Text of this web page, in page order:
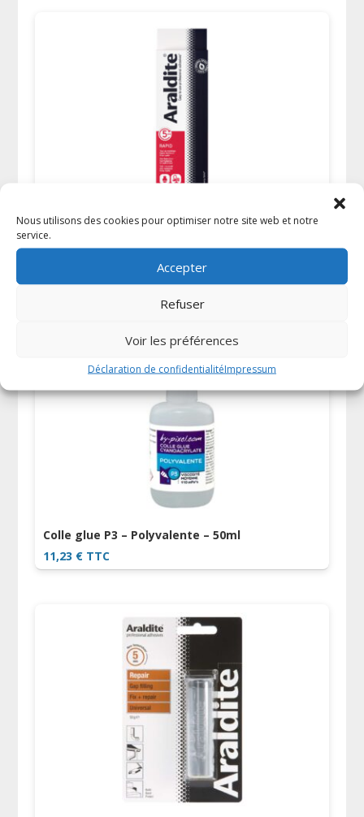
Nous utilisons des cookies pour optimiser notre site web et notre
service.
Accepter
Refuser
Voir les préférences
Déclaration de confidentialitéImpressum
Colle Araldite bi-composant Rapid – tubes de
100 ml x2
Colle glue P3 – Polyvalente – 50ml
11,23 € TTC